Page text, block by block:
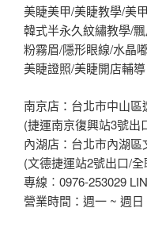
美睫美甲/美睫教學/美
韓式半永久紋繡教學/
粉霧眉/隱形眼線/水晶
美睫證照/美睫開店輔導
南京店：台北市中山
(捷運南京復興站3號出
內湖店：台北市內湖區
(文德捷運站2號出口/
專線︰0976-253029
營業時間：週一 ~ 週